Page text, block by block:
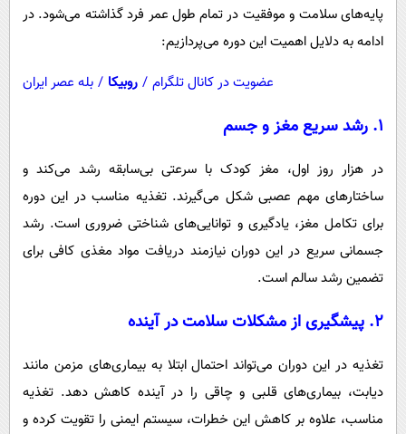
پایه‌های سلامت و موفقیت در تمام طول عمر فرد گذاشته می‌شود. در
ادامه به دلایل اهمیت این دوره می‌پردازیم:
عضویت در کانال تلگرام / روبیکا / بله عصر ایران
۱. رشد سریع مغز و جسم
در هزار روز اول، مغز کودک با سرعتی بی‌سابقه رشد می‌کند و
ساختارهای مهم عصبی شکل می‌گیرند. تغذیه مناسب در این دوره
برای تکامل مغز، یادگیری و توانایی‌های شناختی ضروری است. رشد
جسمانی سریع در این دوران نیازمند دریافت مواد مغذی کافی برای
تضمین رشد سالم است.
۲. پیشگیری از مشکلات سلامت در آینده
تغذیه در این دوران می‌تواند احتمال ابتلا به بیماری‌های مزمن مانند
دیابت، بیماری‌های قلبی و چاقی را در آینده کاهش دهد. تغذیه
مناسب، علاوه بر کاهش این خطرات، سیستم ایمنی را تقویت کرده و